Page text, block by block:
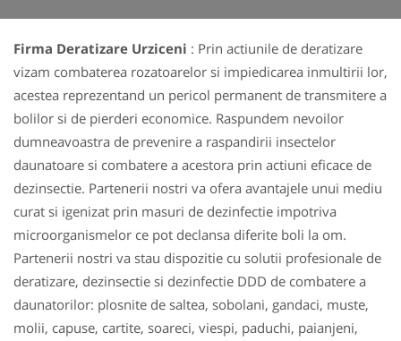
Firma Deratizare Urziceni : Prin actiunile de deratizare
vizam combaterea rozatoarelor si impiedicarea inmultirii lor,
acestea reprezentand un pericol permanent de transmitere a
bolilor si de pierderi economice. Raspundem nevoilor
dumneavoastra de prevenire a raspandirii insectelor
daunatoare si combatere a acestora prin actiuni eficace de
dezinsectie. Partenerii nostri va ofera avantajele unui mediu
curat si igenizat prin masuri de dezinfectie impotriva
microorganismelor ce pot declansa diferite boli la om.
Partenerii nostri va stau dispozitie cu solutii profesionale de
deratizare, dezinsectie si dezinfectie DDD de combatere a
daunatorilor: plosnite de saltea, sobolani, gandaci, muste,
molii, capuse, cartite, soareci, viespi, paduchi, paianjeni,